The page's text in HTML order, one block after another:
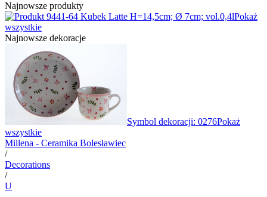
Najnowsze produkty
1-64 Kubek Latte H=14,5cm; Ø 7cm; vol.0,4lPokaż
wszystkie
Najnowsze dekoracje
Symbol dekoracji: 0276Pokaż
wszystkie
Millena - Ceramika Bolesławiec
/
Decorations
/
U